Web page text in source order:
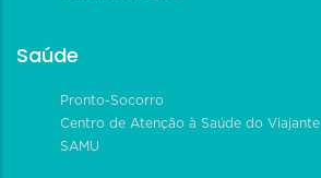
Saúde
Pronto-Socorro
Centro de Atenção à Saúde do Viajante
SAMU